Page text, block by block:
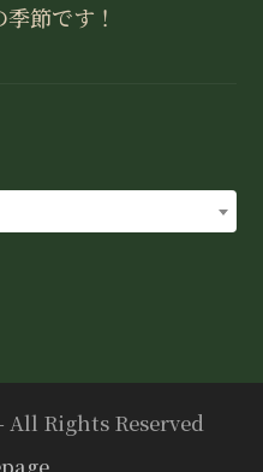
節です！
Rights Reserved